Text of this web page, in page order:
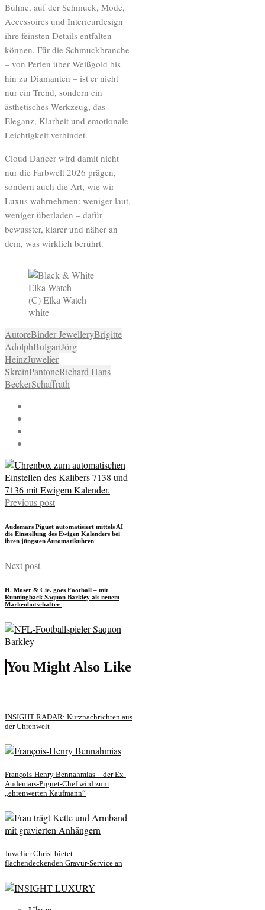
Bühne, auf der Schmuck, Mode,
Accessoires und Interieurdesign
ihre feinsten Details entfalten
können. Für die Schmuckbranche
– von Perlen über Weißgold bis
hin zu Diamanten – ist er nicht
nur ein Trend, sondern ein
ästhetisches Werkzeug, das
Eleganz, Klarheit und emotionale
Leichtigkeit verbindet.
Cloud Dancer wird damit nicht
nur die Farbwelt 2026 prägen,
sondern auch die Art, wie wir
Luxus wahrnehmen: weniger laut,
weniger überladen – dafür
bewusster, klarer und näher an
dem, was wirklich berührt.
(C) Elka Watch
white
AutoreBinder JewelleryBrigitte
AdolphBulgariJörg
HeinzJuwelier
SkreinPantoneRichard Hans
BeckerSchaffrath
Previous post
Audemars Piguet automatisiert mittels AI
die Einstellung des Ewigen Kalenders bei
ihren jüngsten Automatikuhren
Next post
H. Moser & Cie. goes Football – mit
Runningback Saquon Barkley als neuem
Markenbotschafter
You Might Also Like
INSIGHT RADAR: Kurznachrichten aus
der Uhrenwelt
François-Henry Bennahmias – der Ex-
Audemars-Piguet-Chef wird zum
„ehrenwerten Kaufmann“
Juwelier Christ bietet
flächendeckenden Gravur-Service an